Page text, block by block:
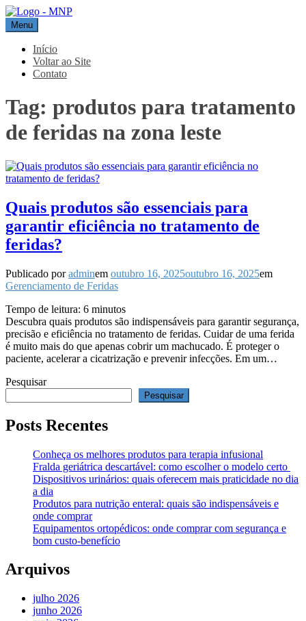
Pular
para
o
conteúdo
MNP
Blog
Menu
Início
Voltar ao Site
Contato
Tag: produtos para tratamento
de feridas na zona leste
Quais produtos são essenciais para
garantir eficiência no tratamento de
feridas?
Publicado poradminem outubro 16, 2025outubro 16, 2025em
Gerenciamento de Feridas
Tempo de leitura: 6 minutos
Descubra quais produtos são indispensáveis para garantir segurança,
precisão e eficiência no tratamento de feridas. Cuidar de uma ferida
é muito mais do que apenas cobrir um machucado. É proteger o
paciente, acelerar a cicatrização e prevenir infecções. Em um…
Pesquisar
Pesquisar
Posts Recentes
Conheça os melhores produtos para terapia infusional
Fralda geriátrica descartável: como escolher o modelo certo
Dispositivos urinários: quais oferecem mais praticidade no dia
a dia
Produtos para nutrição enteral: quais são indispensáveis e
onde comprar
Equipamentos ortopédicos: onde comprar com segurança e
bom custo-benefício
Arquivos
julho 2026
junho 2026